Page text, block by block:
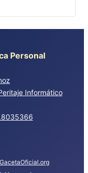
Personal
Informático
GacetaOficial.org